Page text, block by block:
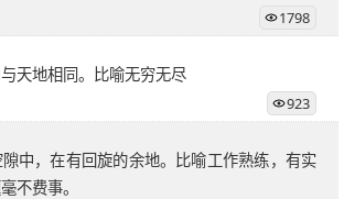
1798
天地相同。比喻无穷无尽
923
中，在有回旋的余地。比喻工作熟练，有实
不费事。